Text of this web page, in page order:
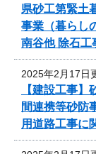
県砂工第緊土
事業（暮らし
南谷他 除石工
2025年2月17日
【建設工事
間連携等砂防
用道路工事に